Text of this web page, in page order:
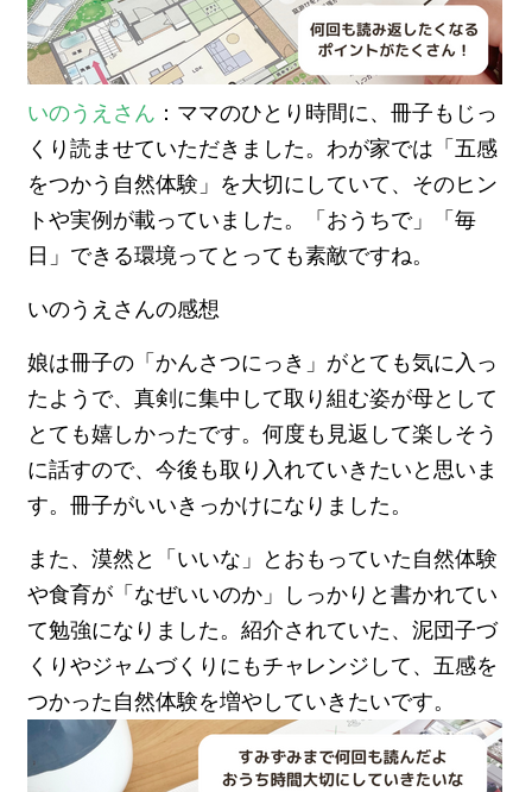
いのうえさん ：ママのひとり時間に、冊子もじっ
くり読ませていただきました。わが家では「五感
をつかう自然体験」を大切にしていて、そのヒン
トや実例が載っていました。「おうちで」「毎
日」できる環境ってとっても素敵ですね。
いのうえさんの感想
娘は冊子の「かんさつにっき」がとても気に入っ
たようで、真剣に集中して取り組む姿が母として
とても嬉しかったです。何度も見返して楽しそう
に話すので、今後も取り入れていきたいと思いま
す。冊子がいいきっかけになりました。
また、漠然と「いいな」とおもっていた自然体験
や食育が「なぜいいのか」しっかりと書かれてい
て勉強になりました。紹介されていた、泥団子づ
くりやジャムづくりにもチャレンジして、五感を
つかった自然体験を増やしていきたいです。